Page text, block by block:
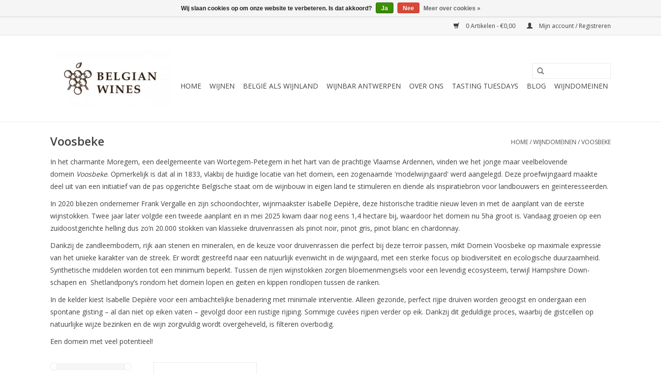
0 Artikelen - €0,00 Mijn account / Registreren
HOME WIJNEN BELGIË ALS WIJNLAND WIJNBAR ANTWERPEN OVER ONS TASTING TUESDAYS BLOG WIJNDOMEINEN
Voosbeke HOME/WIJNDOMEINEN /VOOSBEKE
In het charmante Moregem, een deelgemeente van Wortegem-Petegem in het hart van de prachtige Vlaamse Ardennen, vinden we het jonge maar veelbelovende
domein Voosbeke. Opmerkelijk is dat al in 1833, vlakbij de huidige locatie van het domein, een zogenaamde 'modelwijngaard' werd aangelegd. Deze proefwijngaard maakte
deel uit van een initiatief van de pas opgerichte Belgische staat om de wijnbouw in eigen land te stimuleren en diende als inspiratiebron voor landbouwers en geïnteresseerden.
In 2020 bliezen ondernemer Frank Vergalle en zijn schoondochter, wijnmaakster Isabelle Depière, deze historische traditie nieuw leven in met de aanplant van de eerste
wijnstokken. Twee jaar later volgde een tweede aanplant en in mei 2025 kwam daar nog eens 1,4 hectare bij, waardoor het domein nu 5ha groot is. Vandaag groeien op een
zuidoostgerichte helling dus zo’n 20.000 stokken van klassieke druivenrassen als pinot noir, pinot gris, pinot blanc en chardonnay.
Dankzij de zandleembodem, rijk aan stenen en mineralen, en de keuze voor druivenrassen die perfect bij deze terroir passen, mikt Domein Voosbeke op maximale expressie
van het unieke karakter van de streek. Er wordt gestreefd naar een natuurlijk evenwicht in de wijngaard, met een sterke focus op biodiversiteit en ecologische duurzaamheid.
Synthetische middelen worden tot een minimum beperkt. Tussen de rijen wijnstokken zorgen bloemenmengsels voor een levendig ecosysteem, terwijl Hampshire Down-
schapen en Shetlandpony’s rondom het domein lopen en geiten en kippen rondlopen tussen de ranken.
In de kelder kiest Isabelle Depière voor een ambachtelijke benadering met minimale interventie. Alleen gezonde, perfect rijpe druiven worden geoogst en ondergaan een
spontane gisting – al dan niet op eiken vaten – gevolgd door een rustige rijping. Sommige cuvées rijpen verder op eik. Dankzij dit geduldige proces, waarbij de gistcellen op
natuurlijke wijze bezinken en de wijn zorgvuldig wordt overgeheveld, is filteren overbodig.
Een domein met veel potentieel!
Wij slaan cookies op om onze website te verbeteren. Is dat akkoord? Ja Nee Meer over cookies »